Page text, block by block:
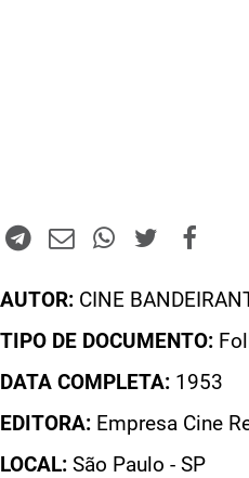
AUTOR: CINE
TIPO DE DOCUMENTO:
DATA COMPLETA: 1953
EDITORA: Empresa Cine
LOCAL: São Paulo - SP